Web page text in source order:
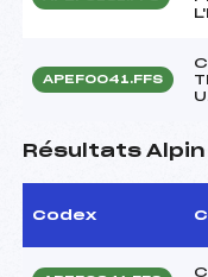
APEF0041.FFS
Résultats
Codex